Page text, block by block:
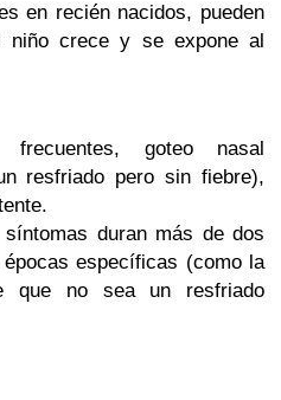
en recién nacidos, pueden
niño crece y se expone al
frecuentes, goteo nasal
resfriado pero sin fiebre),
duran más de dos
específicas (como la
que no sea un resfriado